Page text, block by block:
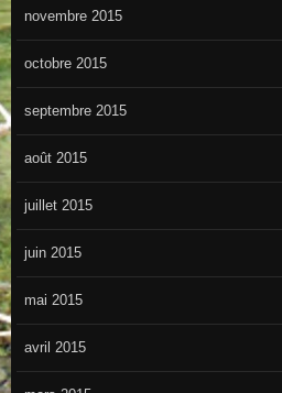
novembre 2015
octobre 2015
septembre 2015
août 2015
juillet 2015
juin 2015
mai 2015
avril 2015